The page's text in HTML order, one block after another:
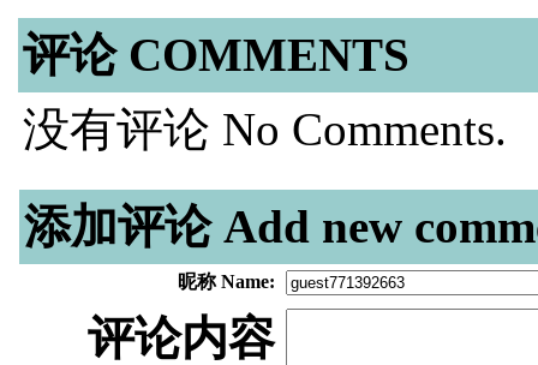
评论 COMMENTS
没有评论 No Comments.
添加评论 Add new
昵称 Name:
评论内容